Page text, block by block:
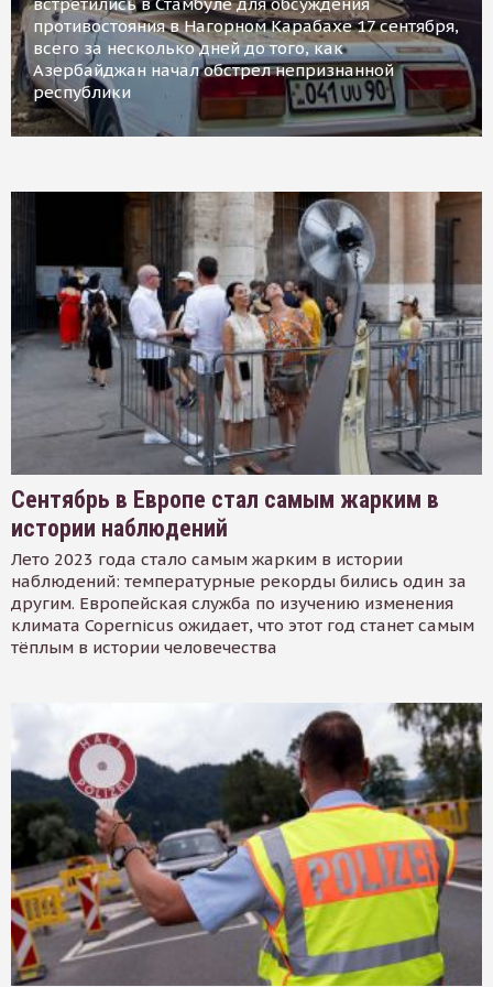
противостояния в Нагорном Карабахе 17 сентября,
всего за несколько дней до того, как
Азербайджан начал обстрел непризнанной
республики
Сентябрь в Европе стал самым жарким в
истории наблюдений
Лето 2023 года стало самым жарким в истории
наблюдений: температурные рекорды бились один за
другим. Европейская служба по изучению изменения
климата Copernicus ожидает, что этот год станет самым
тёплым в истории человечества